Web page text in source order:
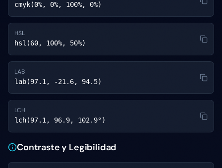
cmyk(0%, 0%, 100%, 0%)
HSL
hsl(60, 100%, 50%)
LAB
lab(97.1, -21.6, 94.5)
LCH
lch(97.1, 96.9, 102.9°)
Contraste y Legibilidad